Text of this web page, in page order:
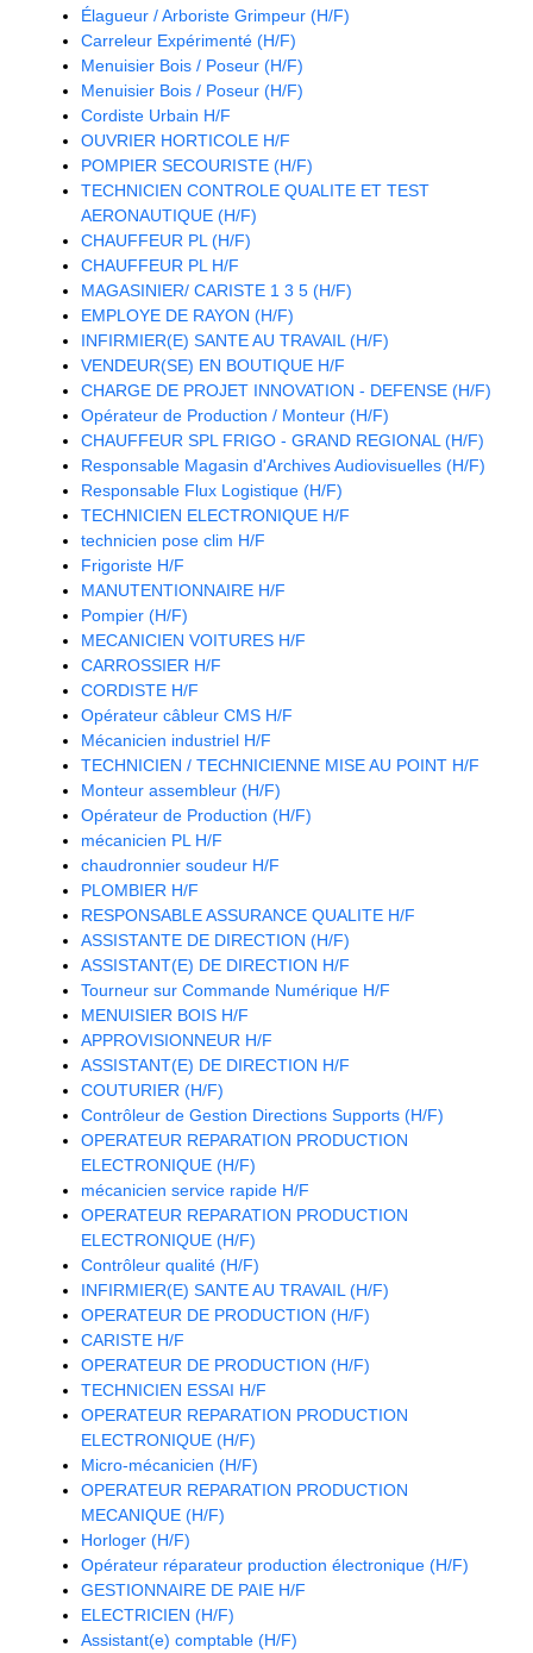
Élagueur / Arboriste Grimpeur (H/F)
Carreleur Expérimenté (H/F)
Menuisier Bois / Poseur (H/F)
Menuisier Bois / Poseur (H/F)
Cordiste Urbain H/F
OUVRIER HORTICOLE H/F
POMPIER SECOURISTE (H/F)
TECHNICIEN CONTROLE QUALITE ET TEST
AERONAUTIQUE (H/F)
CHAUFFEUR PL (H/F)
CHAUFFEUR PL H/F
MAGASINIER/ CARISTE 1 3 5 (H/F)
EMPLOYE DE RAYON (H/F)
INFIRMIER(E) SANTE AU TRAVAIL (H/F)
VENDEUR(SE) EN BOUTIQUE H/F
CHARGE DE PROJET INNOVATION - DEFENSE (H/F)
Opérateur de Production / Monteur (H/F)
CHAUFFEUR SPL FRIGO - GRAND REGIONAL (H/F)
Responsable Magasin d'Archives Audiovisuelles (H/F)
Responsable Flux Logistique (H/F)
TECHNICIEN ELECTRONIQUE H/F
technicien pose clim H/F
Frigoriste H/F
MANUTENTIONNAIRE H/F
Pompier (H/F)
MECANICIEN VOITURES H/F
CARROSSIER H/F
CORDISTE H/F
Opérateur câbleur CMS H/F
Mécanicien industriel H/F
TECHNICIEN / TECHNICIENNE MISE AU POINT H/F
Monteur assembleur (H/F)
Opérateur de Production (H/F)
mécanicien PL H/F
chaudronnier soudeur H/F
PLOMBIER H/F
RESPONSABLE ASSURANCE QUALITE H/F
ASSISTANTE DE DIRECTION (H/F)
ASSISTANT(E) DE DIRECTION H/F
Tourneur sur Commande Numérique H/F
MENUISIER BOIS H/F
APPROVISIONNEUR H/F
ASSISTANT(E) DE DIRECTION H/F
COUTURIER (H/F)
Contrôleur de Gestion Directions Supports (H/F)
OPERATEUR REPARATION PRODUCTION
ELECTRONIQUE (H/F)
mécanicien service rapide H/F
OPERATEUR REPARATION PRODUCTION
ELECTRONIQUE (H/F)
Contrôleur qualité (H/F)
INFIRMIER(E) SANTE AU TRAVAIL (H/F)
OPERATEUR DE PRODUCTION (H/F)
CARISTE H/F
OPERATEUR DE PRODUCTION (H/F)
TECHNICIEN ESSAI H/F
OPERATEUR REPARATION PRODUCTION
ELECTRONIQUE (H/F)
Micro-mécanicien (H/F)
OPERATEUR REPARATION PRODUCTION
MECANIQUE (H/F)
Horloger (H/F)
Opérateur réparateur production électronique (H/F)
GESTIONNAIRE DE PAIE H/F
ELECTRICIEN (H/F)
Assistant(e) comptable (H/F)